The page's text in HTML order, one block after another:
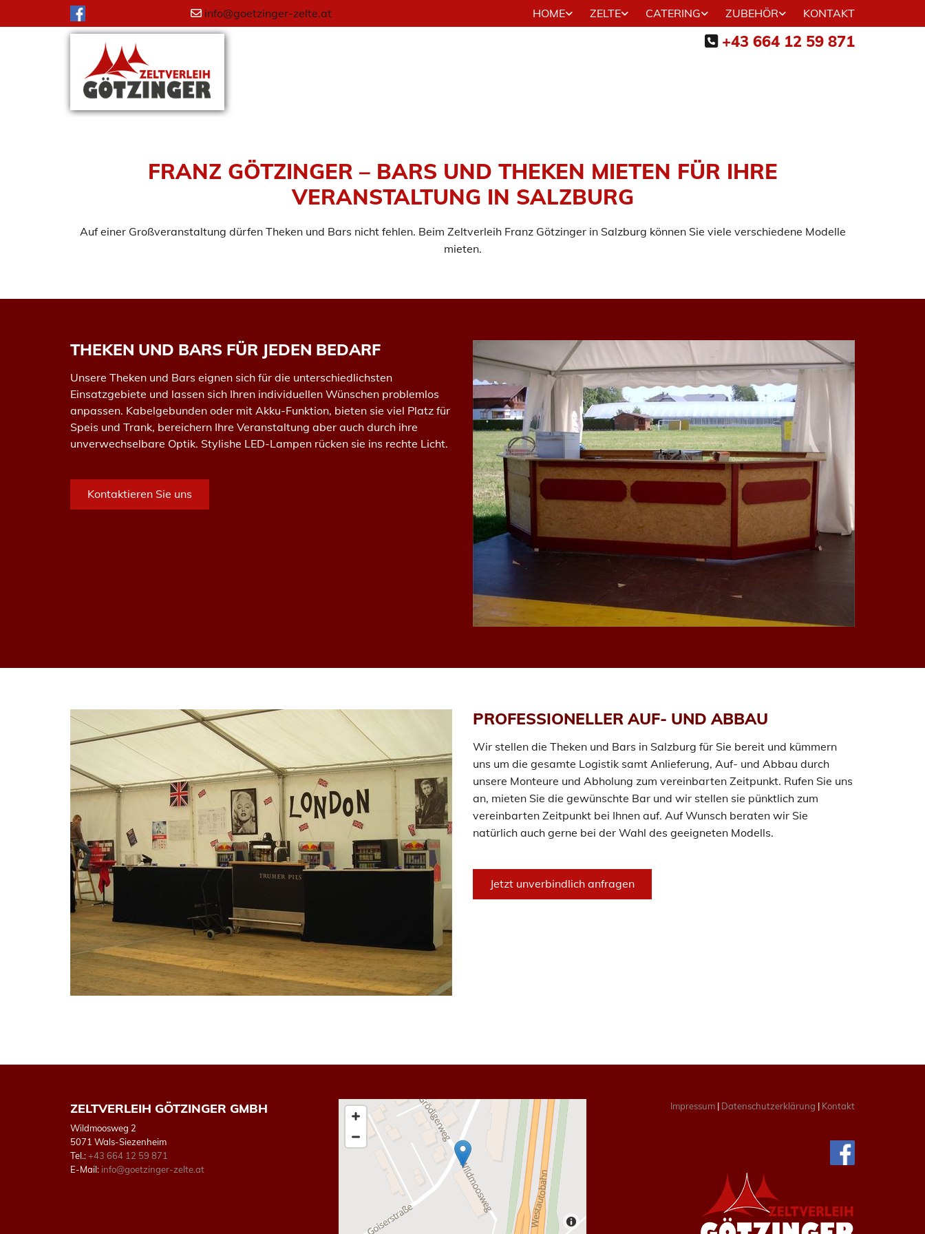
 info@goetzinger-zelte.at HOME ZELTE CATERING ZUBEHÖR KONTAKT
 +43 664 12 59 871
FRANZ GÖTZINGER – BARS UND THEKEN MIETEN FÜR IHRE
VERANSTALTUNG IN SALZBURG
Auf einer Großveranstaltung dürfen Theken und Bars nicht fehlen. Beim Zeltverleih Franz Götzinger in Salzburg können Sie viele verschiedene Modelle
mieten.
THEKEN UND BARS FÜR JEDEN BEDARF
Unsere Theken und Bars eignen sich für die unterschiedlichsten
Einsatzgebiete und lassen sich Ihren individuellen Wünschen problemlos
anpassen. Kabelgebunden oder mit Akku-Funktion, bieten sie viel Platz für
Speis und Trank, bereichern Ihre Veranstaltung aber auch durch ihre
unverwechselbare Optik. Stylishe LED-Lampen rücken sie ins rechte Licht.
Kontaktieren Sie uns
PROFESSIONELLER AUF- UND ABBAU
Wir stellen die Theken und Bars in Salzburg für Sie bereit und kümmern
uns um die gesamte Logistik samt Anlieferung, Auf- und Abbau durch
unsere Monteure und Abholung zum vereinbarten Zeitpunkt. Rufen Sie uns
an, mieten Sie die gewünschte Bar und wir stellen sie pünktlich zum
vereinbarten Zeitpunkt bei Ihnen auf. Auf Wunsch beraten wir Sie
natürlich auch gerne bei der Wahl des geeigneten Modells.
Jetzt unverbindlich anfragen
ZELTVERLEIH GÖTZINGER GMBH
Wildmoosweg 2
5071 Wals-Siezenheim
Tel.:+43 664 12 59 871
E-Mail: info@goetzinger-zelte.at
Impressum| Datenschutzerklärung | Kontakt